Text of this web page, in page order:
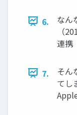
6.
なん
（
連携
7.
そん
てし